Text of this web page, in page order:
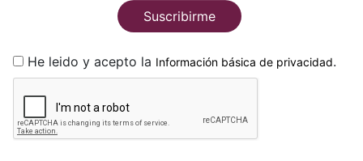
Suscribirme
He leido y acepto la Información básica de privacidad.